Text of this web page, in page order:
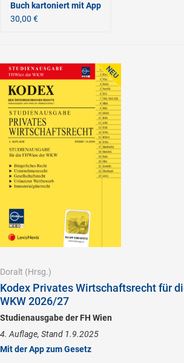
Buch kartoniertmit App
30,00 €
Doralt (Hrsg.)
Kodex Privates Wirtschaftsrecht für
WKW 2026/27
Studienausgabe der FH Wien
4. Auflage, Stand 1.9.2025
Mit der App zum Gesetz